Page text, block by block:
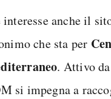
anche il
che sta per
. Attivo
si impegna a